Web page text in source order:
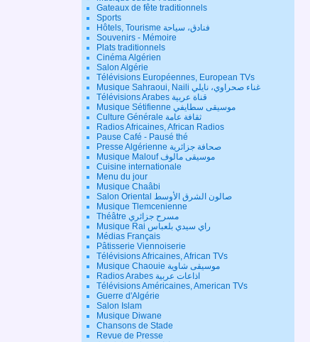
Gateaux de fête traditionnels
Sports
Hôtels, Tourisme فنادق، سياحة
Souvenirs - Mémoire
Plats traditionnels
Cinéma Algérien
Salon Algérie
Télévisions Européennes, European TVs
Musique Sahraoui, Naili غناء صحراوي، نايلي
Télévisions Arabes قناة عربية
Musique Sétifienne موسيقى سطايفي
Culture Générale ثقافة عامة
Radios Africaines, African Radios
Pause Café - Pausé thé
Presse Algérienne صحافة جزائرية
Musique Malouf موسيقى مالوف
Cuisine internationale
Menu du jour
Musique Chaâbi
Salon Oriental صالون الشرق الأوسط
Musique Tlemcenienne
Théâtre مسرح جزائري
Musique Rai راي سيدي بلعباس
Médias Français
Pâtisserie Viennoiserie
Télévisions Africaines, African TVs
Musique Chaouie موسيقى شاوية
Radios Arabes اذاعات عربية
Télévisions Américaines, American TVs
Guerre d'Algérie
Salon Islam
Musique Diwane
Chansons de Stade
Revue de Presse